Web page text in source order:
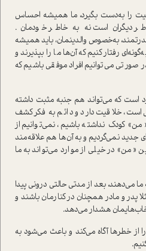
را به‌دست بگيرد، ما هميشه احساس
ديگران است نه به خاطر خودمان.
به‌خصوص والدينمان، بايد هميشه
رفتار كنيم كه آن‌ها ما را ‌بپذيرند و
مي‌توانيم افراد موفقي باشيم كه
كه مي‌تواند هم جنبه مثبت داشته
خلاقيت دارد و دائم به فكركشف
كودك نداشته باشيم، نمي‌توانيم از
جديد نمي‌گرديم و به آن‌ها هم علاقه‌مند
در خيلي از موارد مي‌تواند به ما
ما مي‌دهند، بعد از مدتي حالتي دروني پيدا
پدر و مادر همچنان در كنارمان باشند و
هشدار مي‌دهد.
از خطرها آگاه مي‌كند و باعث مي‌شود به